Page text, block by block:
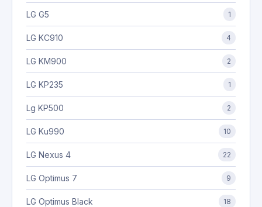
LG G5 1
LG KC910 4
LG KM900 2
LG KP235 1
Lg KP500 2
LG Ku990 10
LG Nexus 4 22
LG Optimus 7 9
LG Optimus Black 18